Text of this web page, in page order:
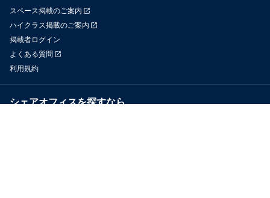
スペース掲載のご案内
ハイクラス掲載のご案内
掲載者ログイン
よくある質問
利用規約
シェアオフィスを探すなら